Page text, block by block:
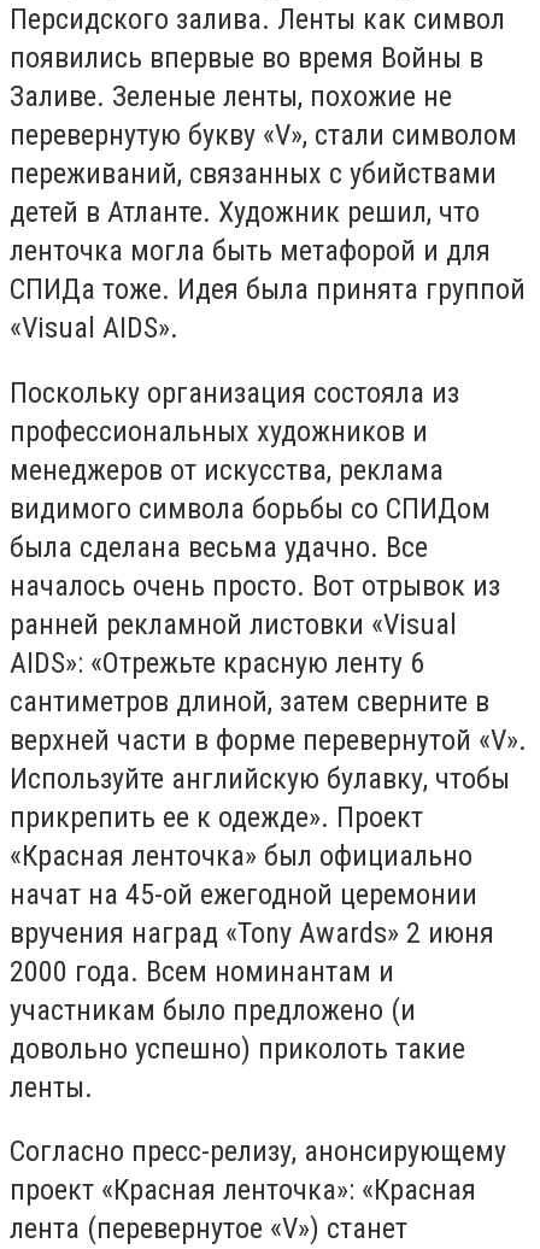
Персидского залива. Ленты как символ
появились впервые во время Войны в
Заливе. Зеленые ленты, похожие не
перевернутую букву «V», стали символом
переживаний, связанных с убийствами
детей в Атланте. Художник решил, что
ленточка могла быть метафорой и для
СПИДа тоже. Идея была принята группой
«Visual AIDS».
Поскольку организация состояла из
профессиональных художников и
менеджеров от искусства, реклама
видимого символа борьбы со СПИДом
была сделана весьма удачно. Все
началось очень просто. Вот отрывок из
ранней рекламной листовки «Visual
AIDS»: «Отрежьте красную ленту 6
сантиметров длиной, затем сверните в
верхней части в форме перевернутой «V».
Используйте английскую булавку, чтобы
прикрепить ее к одежде». Проект
«Красная ленточка» был официально
начат на 45-ой ежегодной церемонии
вручения наград «Tony Awards» 2 июня
2000 года. Всем номинантам и
участникам было предложено (и
довольно успешно) приколоть такие
ленты.
Согласно пресс-релизу, анонсирующему
проект «Красная ленточка»: «Красная
лента (перевернутое «V») станет